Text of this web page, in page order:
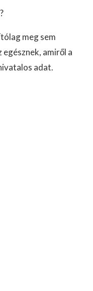
meg sem
amiről a
adat.